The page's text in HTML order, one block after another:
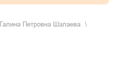
Галина Петровна Шалаева